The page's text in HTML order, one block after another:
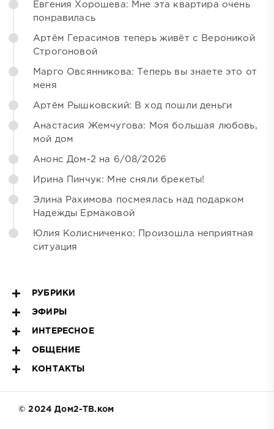
Евгения Хорошева: Мне эта квартира очень
понравилась
Артём Герасимов теперь живёт с Вероникой
Строгоновой
Марго Овсянникова: Теперь вы знаете это от
меня
Артём Рышковский: В ход пошли деньги
Анастасия Жемчугова: Моя большая любовь,
мой дом
Анонс Дом-2 на 6/08/2026
Ирина Пинчук: Мне сняли брекеты!
Элина Рахимова посмеялась над подарком
Надежды Ермаковой
Юлия Колисниченко: Произошла неприятная
ситуация
РУБРИКИ
ЭФИРЫ
ИНТЕРЕСНОЕ
ОБЩЕНИЕ
КОНТАКТЫ
© 2024 Дом2-ТВ.ком